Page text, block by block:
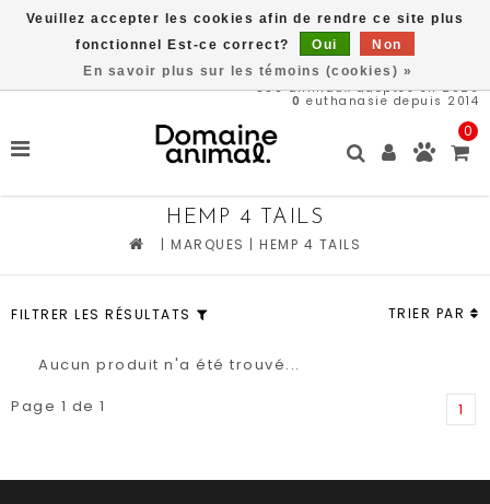
566animaux adoptés en 2026
0 euthanasie depuis 2014
0
HEMP 4 TAILS
|MARQUES |HEMP 4 TAILS
FILTRER LES RÉSULTATS TRIER PAR
Aucun produit n'a été trouvé...
Page 1 de 1
1
Veuillez accepter les cookies afin de rendre ce site plus
fonctionnel Est-ce correct?
Oui
Non
En savoir plus sur les témoins (cookies) »
Livraison gratuite à partir de 89$*